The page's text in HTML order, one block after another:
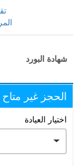
شهادة البورد
الحجز غير متاح
اختيار العيادة